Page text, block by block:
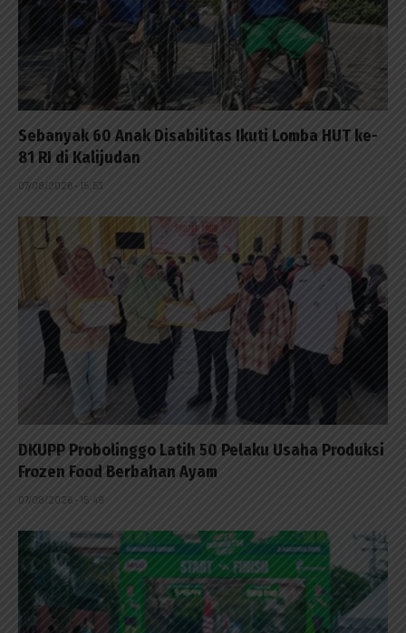
Sebanyak 60 Anak Disabilitas Ikuti Lomba HUT ke-
81 RI di Kalijudan
07/08/2026 - 15:53
DKUPP Probolinggo Latih 50 Pelaku Usaha Produksi
Frozen Food Berbahan Ayam
07/08/2026 - 15:49